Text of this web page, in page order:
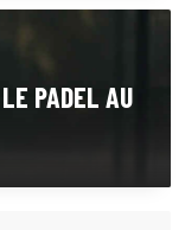
PADEL AU